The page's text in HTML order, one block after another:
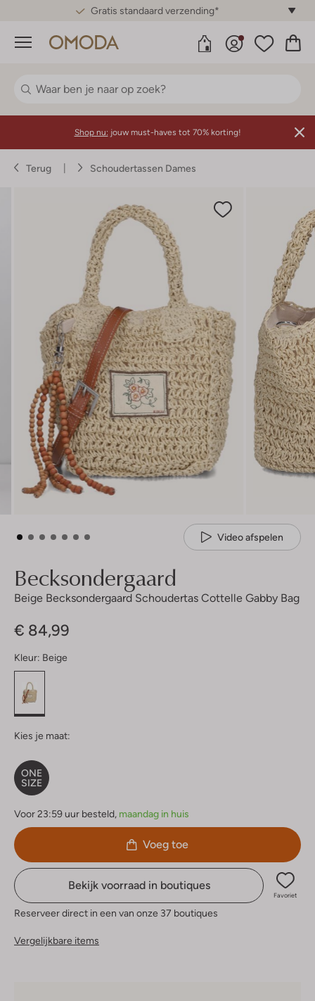
Gratis standaard verzending*
Menu
Shop nu: jouw must-haves tot 70% korting!
Terug Schoudertassen Dames
Video afspelen
Becksondergaard
Beige Becksondergaard Schoudertas Cottelle Gabby Bag
€ 84,99
Kleur: Beige
Kies je maat:
ONE
SIZE
Voor 23:59 uur besteld, maandag in huis
Voeg toe
Bekijk voorraad in boutiques
Favoriet
Reserveer direct in een van onze 37 boutiques
Vergelijkbare items